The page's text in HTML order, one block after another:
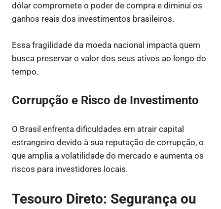
dólar compromete o poder de compra e diminui os
ganhos reais dos investimentos brasileiros.
Essa fragilidade da moeda nacional impacta quem
busca preservar o valor dos seus ativos ao longo do
tempo.
Corrupção e Risco de Investimento
O Brasil enfrenta dificuldades em atrair capital
estrangeiro devido à sua reputação de corrupção, o
que amplia a volatilidade do mercado e aumenta os
riscos para investidores locais.
Tesouro Direto: Segurança ou